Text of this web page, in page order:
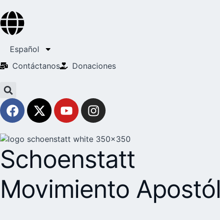
Español
Contáctanos
Donaciones
Schoenstatt
Movimiento